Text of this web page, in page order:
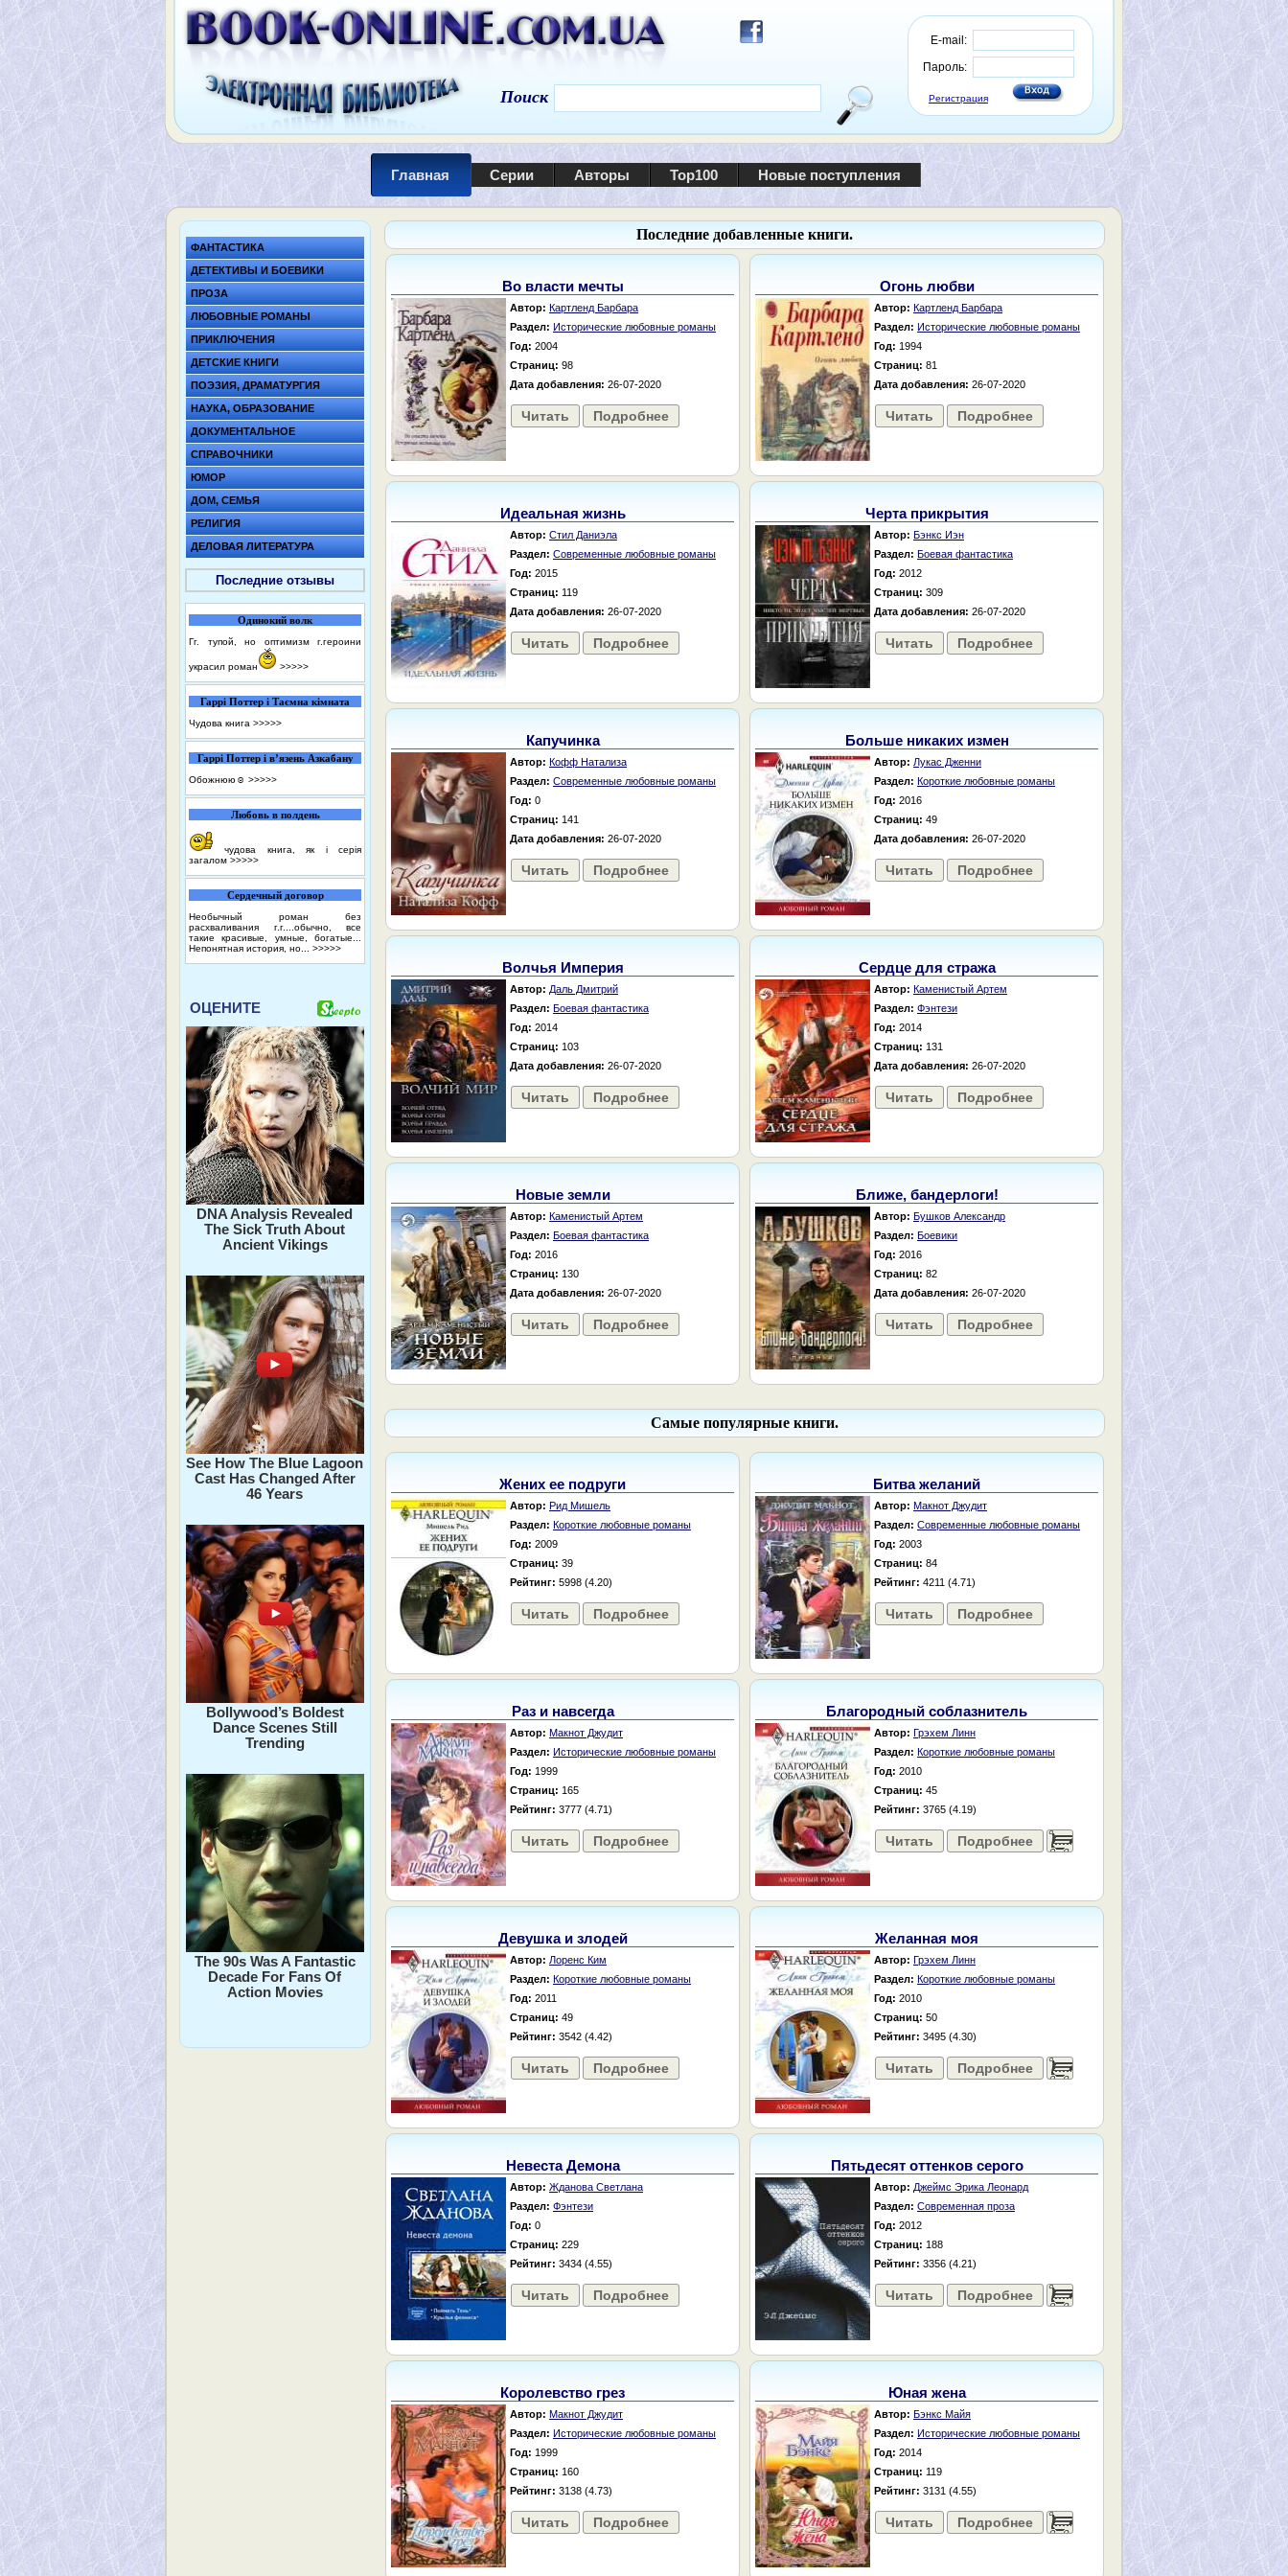
E-mail:
Пароль:
Регистрация
Поиск
Главная Серии Авторы Top100 Новые поступления
ФАНТАСТИКА
ДЕТЕКТИВЫ И БОЕВИКИ
ПРОЗА
ЛЮБОВНЫЕ РОМАНЫ
ПРИКЛЮЧЕНИЯ
ДЕТСКИЕ КНИГИ
ПОЭЗИЯ, ДРАМАТУРГИЯ
НАУКА, ОБРАЗОВАНИЕ
ДОКУМЕНТАЛЬНОЕ
СПРАВОЧНИКИ
ЮМОР
ДОМ, СЕМЬЯ
РЕЛИГИЯ
ДЕЛОВАЯ ЛИТЕРАТУРА
Последние отзывы
Одинокий волк
Гг. тупой, но оптимизм г.героини
украсил роман >>>>>
Гаррі Поттер і Таємна кімната
Чудова книга >>>>>
Гаррі Поттер і в’язень Азкабану
Обожнюю☺️ >>>>>
Любовь в полдень
чудова книга, як і серія
загалом >>>>>
Сердечный договор
Необычный роман без
расхваливания г.г....обычно, все
такие красивые, умные, богатые...
Непонятная история, но... >>>>>
ОЦЕНИТЕ
DNA Analysis Revealed
The Sick Truth About
Ancient Vikings
See How The Blue Lagoon
Cast Has Changed After
46 Years
Bollywood’s Boldest
Dance Scenes Still
Trending
The 90s Was A Fantastic
Decade For Fans Of
Action Movies
Последние добавленные книги.
Во власти мечты
Автор: Картленд Барбара
Раздел: Исторические любовные романы
Год: 2004
Страниц: 98
Дата добавления: 26-07-2020
Читать Подробнее
Огонь любви
Автор: Картленд Барбара
Раздел: Исторические любовные романы
Год: 1994
Страниц: 81
Дата добавления: 26-07-2020
Читать Подробнее
Идеальная жизнь
Автор: Стил Даниэла
Раздел: Современные любовные романы
Год: 2015
Страниц: 119
Дата добавления: 26-07-2020
Читать Подробнее
Черта прикрытия
Автор: Бэнкс Иэн
Раздел: Боевая фантастика
Год: 2012
Страниц: 309
Дата добавления: 26-07-2020
Читать Подробнее
Капучинка
Автор: Кофф Натализа
Раздел: Современные любовные романы
Год: 0
Страниц: 141
Дата добавления: 26-07-2020
Читать Подробнее
Больше никаких измен
Автор: Лукас Дженни
Раздел: Короткие любовные романы
Год: 2016
Страниц: 49
Дата добавления: 26-07-2020
Читать Подробнее
Волчья Империя
Автор: Даль Дмитрий
Раздел: Боевая фантастика
Год: 2014
Страниц: 103
Дата добавления: 26-07-2020
Читать Подробнее
Сердце для стража
Автор: Каменистый Артем
Раздел: Фэнтези
Год: 2014
Страниц: 131
Дата добавления: 26-07-2020
Читать Подробнее
Новые земли
Автор: Каменистый Артем
Раздел: Боевая фантастика
Год: 2016
Страниц: 130
Дата добавления: 26-07-2020
Читать Подробнее
Ближе, бандерлоги!
Автор: Бушков Александр
Раздел: Боевики
Год: 2016
Страниц: 82
Дата добавления: 26-07-2020
Читать Подробнее
Самые популярные книги.
Жених ее подруги
Автор: Рид Мишель
Раздел: Короткие любовные романы
Год: 2009
Страниц: 39
Рейтинг: 5998 (4.20)
Читать Подробнее
Битва желаний
Автор: Макнот Джудит
Раздел: Современные любовные романы
Год: 2003
Страниц: 84
Рейтинг: 4211 (4.71)
Читать Подробнее
Раз и навсегда
Автор: Макнот Джудит
Раздел: Исторические любовные романы
Год: 1999
Страниц: 165
Рейтинг: 3777 (4.71)
Читать Подробнее
Благородный соблазнитель
Автор: Грэхем Линн
Раздел: Короткие любовные романы
Год: 2010
Страниц: 45
Рейтинг: 3765 (4.19)
Читать Подробнее ......
Девушка и злодей
Автор: Лоренс Ким
Раздел: Короткие любовные романы
Год: 2011
Страниц: 49
Рейтинг: 3542 (4.42)
Читать Подробнее
Желанная моя
Автор: Грэхем Линн
Раздел: Короткие любовные романы
Год: 2010
Страниц: 50
Рейтинг: 3495 (4.30)
Читать Подробнее ......
Невеста Демона
Автор: Жданова Светлана
Раздел: Фэнтези
Год: 0
Страниц: 229
Рейтинг: 3434 (4.55)
Читать Подробнее
Пятьдесят оттенков серого
Автор: Джеймс Эрика Леонард
Раздел: Современная проза
Год: 2012
Страниц: 188
Рейтинг: 3356 (4.21)
Читать Подробнее ......
Королевство грез
Автор: Макнот Джудит
Раздел: Исторические любовные романы
Год: 1999
Страниц: 160
Рейтинг: 3138 (4.73)
Читать Подробнее
Юная жена
Автор: Бэнкс Майя
Раздел: Исторические любовные романы
Год: 2014
Страниц: 119
Рейтинг: 3131 (4.55)
Читать Подробнее ......